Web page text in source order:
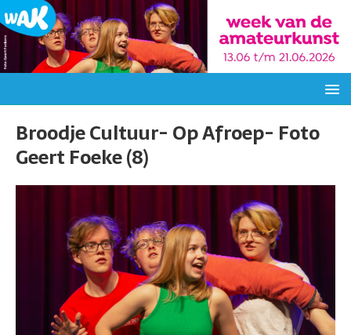
Broodje Cultuur- Op Afroep- Foto
Geert Foeke (8)